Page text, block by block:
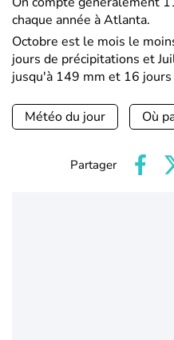
chaque année à Atlanta.
Octobre est le mois le
jours de précipitations et
jusqu'à 149 mm et 16
Météo du jour Où
Partager